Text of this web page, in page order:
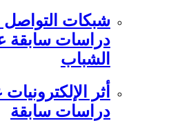
دراسات سابقة
الشباب
أثر
دراسات سابقة